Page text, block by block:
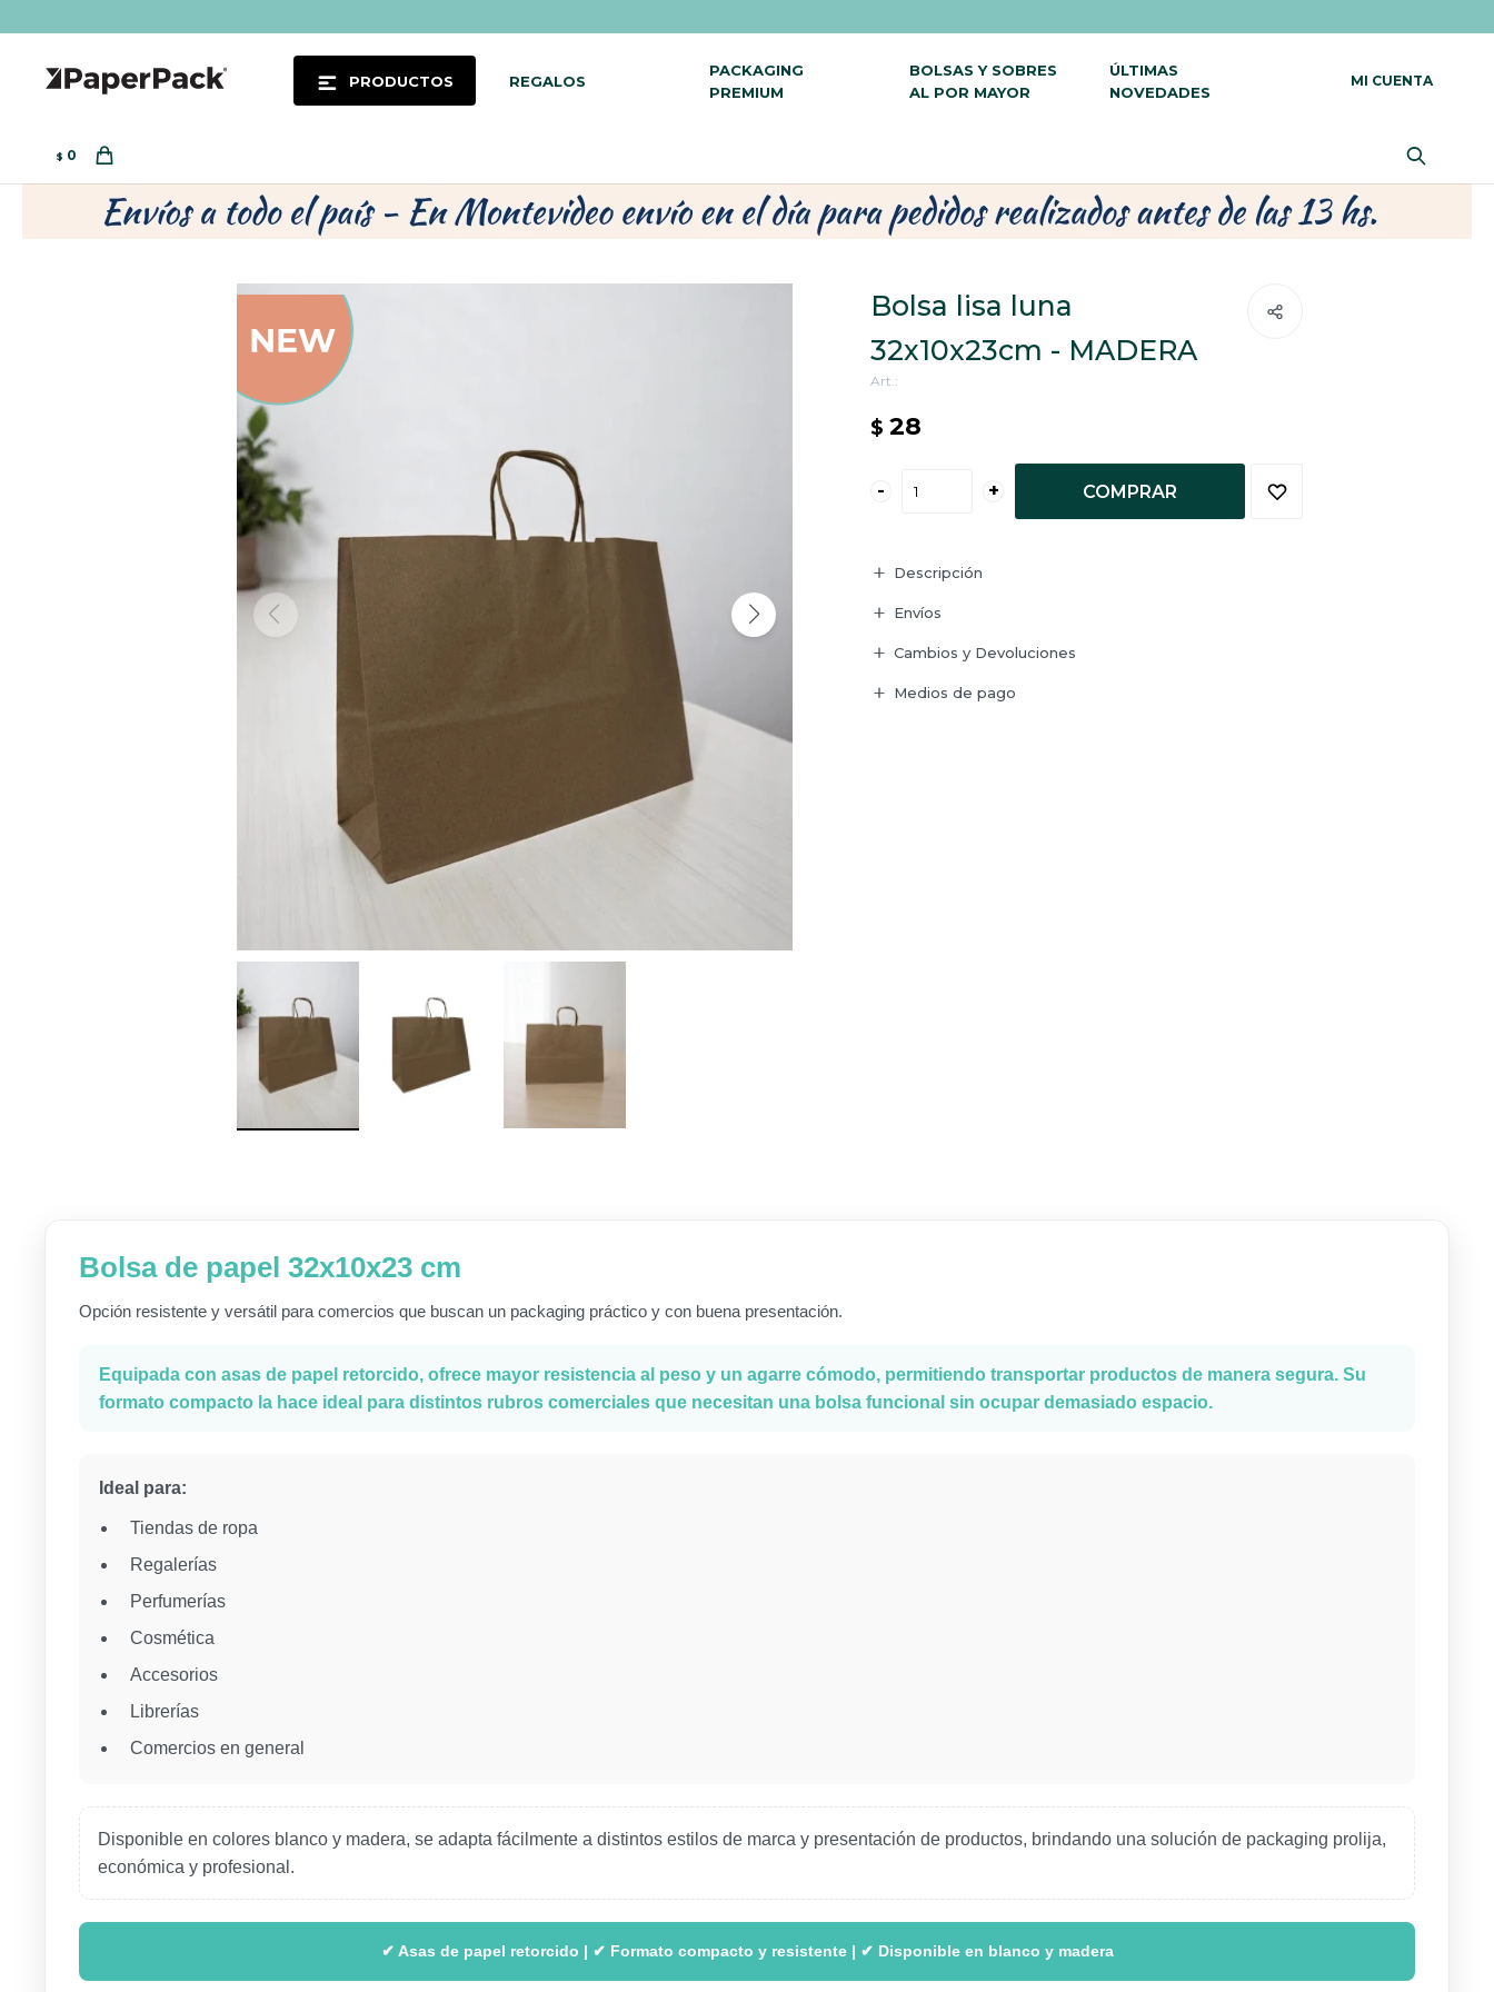
PRODUCTOS REGALOS
PACKAGING
PREMIUM
BOLSAS Y SOBRES
AL POR MAYOR
ÚLTIMAS
NOVEDADES
$ 0
Bolsa lisa luna
32x10x23cm - MADERA
$ 28
- + COMPRAR
Descripción
Envíos
Cambios y Devoluciones
Medios de pago
Bolsa de papel 32x10x23 cm
Opción resistente y versátil para comercios que buscan un packaging práctico y con buena presentación.
Equipada con asas de papel retorcido, ofrece mayor resistencia al peso y un agarre cómodo, permitiendo transportar productos de manera segura. Su
formato compacto la hace ideal para distintos rubros comerciales que necesitan una bolsa funcional sin ocupar demasiado espacio.
Ideal para:
Tiendas de ropa
Regalerías
Perfumerías
Cosmética
Accesorios
Librerías
Comercios en general
Disponible en colores blanco y madera, se adapta fácilmente a distintos estilos de marca y presentación de productos, brindando una solución de packaging prolija,
económica y profesional.
✔ Asas de papel retorcido | ✔ Formato compacto y resistente | ✔ Disponible en blanco y madera